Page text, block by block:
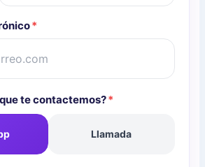
*
te contactemos?*
Llamada